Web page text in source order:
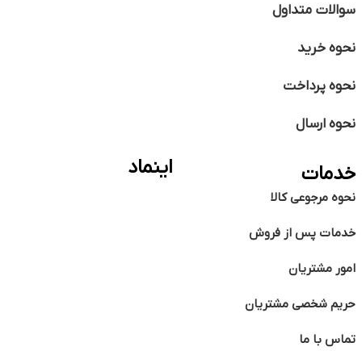
سوالات متداول
نحوه خرید
نحوه پرداخت
نحوه ارسال
خدمات
نحوه مرجوعی کالا
خدمات پس از فروش
امور مشتریان
حریم شخصی مشتریان
تماس با ما
اینماد